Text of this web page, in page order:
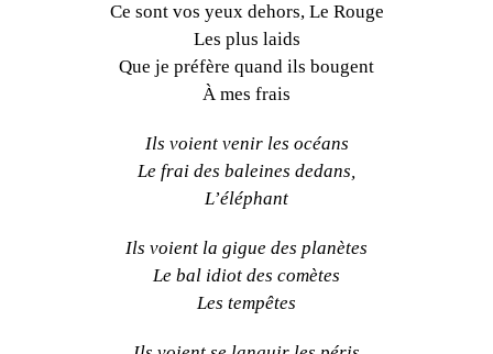
Ce sont vos yeux dehors, Le Rouge
Les plus laids
Que je préfère quand ils bougent
À mes frais
Ils voient venir les océans
Le frai des baleines dedans,
L’éléphant
Ils voient la gigue des planètes
Le bal idiot des comètes
Les tempêtes